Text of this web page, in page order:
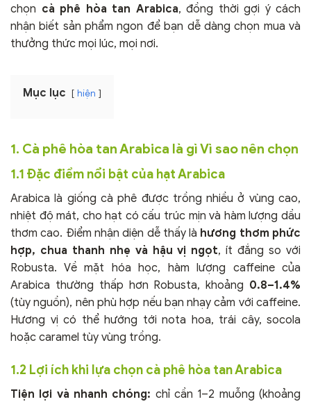
chọn cà phê hòa tan Arabica, đồng thời gợi ý cách
nhận biết sản phẩm ngon để bạn dễ dàng chọn mua và
thưởng thức mọi lúc, mọi nơi.
Mục lục hiện
1. Cà phê hòa tan Arabica là gì Vì sao nên chọn
1.1 Đặc điểm nổi bật của hạt Arabica
Arabica là giống cà phê được trồng nhiều ở vùng cao,
nhiệt độ mát, cho hạt có cấu trúc mịn và hàm lượng dầu
thơm cao. Điểm nhận diện dễ thấy là hương thơm phức
hợp, chua thanh nhẹ và hậu vị ngọt, ít đắng so với
Robusta. Về mặt hóa học, hàm lượng caffeine của
Arabica thường thấp hơn Robusta, khoảng 0.8–1.4%
(tùy nguồn), nên phù hợp nếu bạn nhạy cảm với caffeine.
Hương vị có thể hướng tới nota hoa, trái cây, socola
hoặc caramel tùy vùng trồng.
1.2 Lợi ích khi lựa chọn cà phê hòa tan Arabica
Tiện lợi và nhanh chóng: chỉ cần 1–2 muỗng (khoảng